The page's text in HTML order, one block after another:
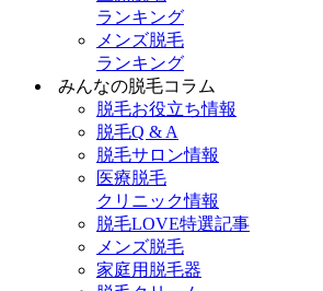
ランキング
メンズ脱毛
ランキング
みんなの脱毛コラム
脱毛お役立ち情報
脱毛Q & A
脱毛サロン情報
医療脱毛
クリニック情報
脱毛LOVE特選記事
メンズ脱毛
家庭用脱毛器